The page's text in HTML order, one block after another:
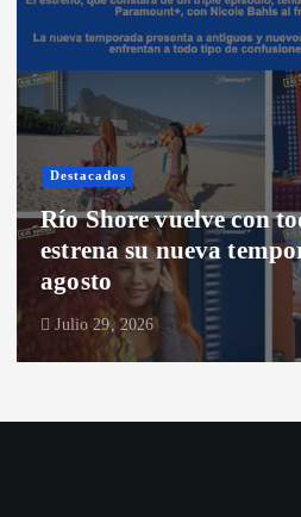
Destacados
Río Shore vuelve con
estrena su nueva
agosto
Julio 29, 2026